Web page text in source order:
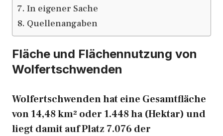
In eigener Sache
Quellenangaben
Fläche und Flächennutzung von
Wolfertschwenden
Wolfertschwenden hat eine Gesamtfläche
von 14,48 km² oder 1.448 ha (Hektar) und
liegt damit auf Platz 7.076 der